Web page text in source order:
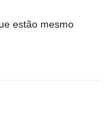
estão mesmo